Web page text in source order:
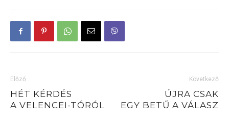
Előző
HÉT KÉRDÉS
A VELENCEI-TÓRÓL
Következő
ÚJRA CSAK
EGY BETŰ A VÁLASZ